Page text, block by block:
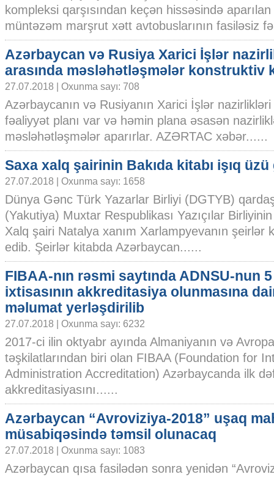
kompleksi qarşısından keçən hissəsində
müntəzəm marşrut xətt avtobuslarının fasiləsiz
Azərbaycan və Rusiya Xarici İşlər
arasında məsləhətləşmələr konstruktiv
27.07.2018 | Oxunma sayı: 708
Azərbaycanın və Rusiyanın Xarici İşlər nazirlikləri
fəaliyyət planı var və həmin plana əsasən
məsləhətləşmələr aparırlar. AZƏRTAC xəbər......
Saxa xalq şairinin Bakıda kitabı işıq
27.07.2018 | Oxunma sayı: 1658
Dünya Gənc Türk Yazarlar Birliyi (DGTYB)
(Yakutiya) Muxtar Respublikası Yazıçılar
Xalq şairi Natalya xanım Xarlampyevanın şeirlər
edib. Şeirlər kitabda Azərbaycan......
FIBAA-nın rəsmi saytında ADNSU-nun 5
ixtisasının akkreditasiya olunmasına
məlumat yerləşdirilib
27.07.2018 | Oxunma sayı: 6232
2017-ci ilin oktyabr ayında Almaniyanın və
təşkilatlarından biri olan FIBAA (Foundation for
Administration Accreditation) Azərbaycanda ilk
akkreditasiyasını......
Azərbaycan “Avroviziya-2018” uşaq
müsabiqəsində təmsil olunacaq
27.07.2018 | Oxunma sayı: 1083
Azərbaycan qısa fasilədən sonra yenidən